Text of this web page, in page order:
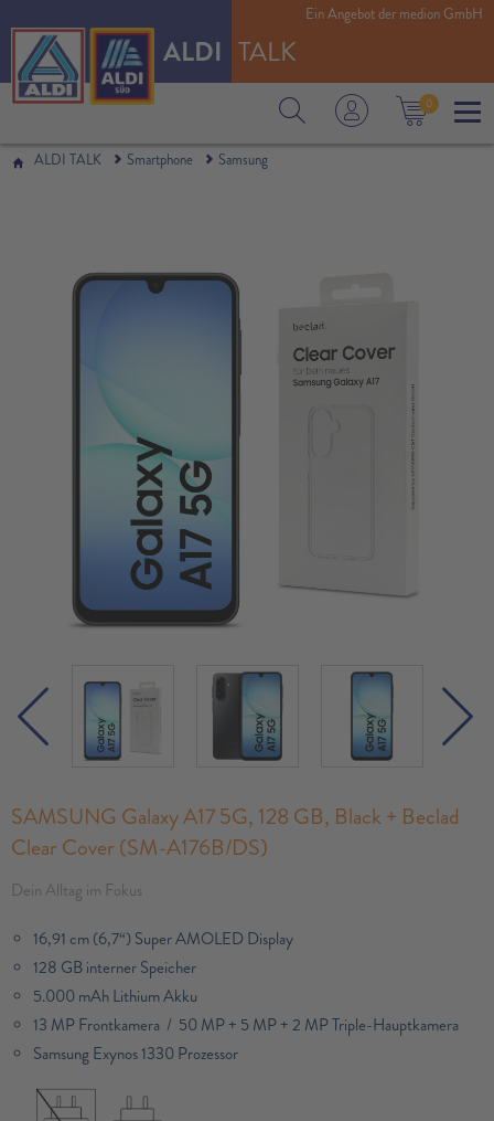
ALDI TALK
0
Ein Angebot der medion GmbH
ALDI TALK Smartphone Samsung
SAMSUNG Galaxy A17 5G, 128 GB, Black + Beclad
Clear Cover (SM-A176B/DS)
Dein Alltag im Fokus
16,91 cm (6,7“) Super AMOLED Display
128 GB interner Speicher
5.000 mAh Lithium Akku
13 MP Frontkamera / 50 MP + 5 MP + 2 MP Triple-Hauptkamera
Samsung Exynos 1330 Prozessor​